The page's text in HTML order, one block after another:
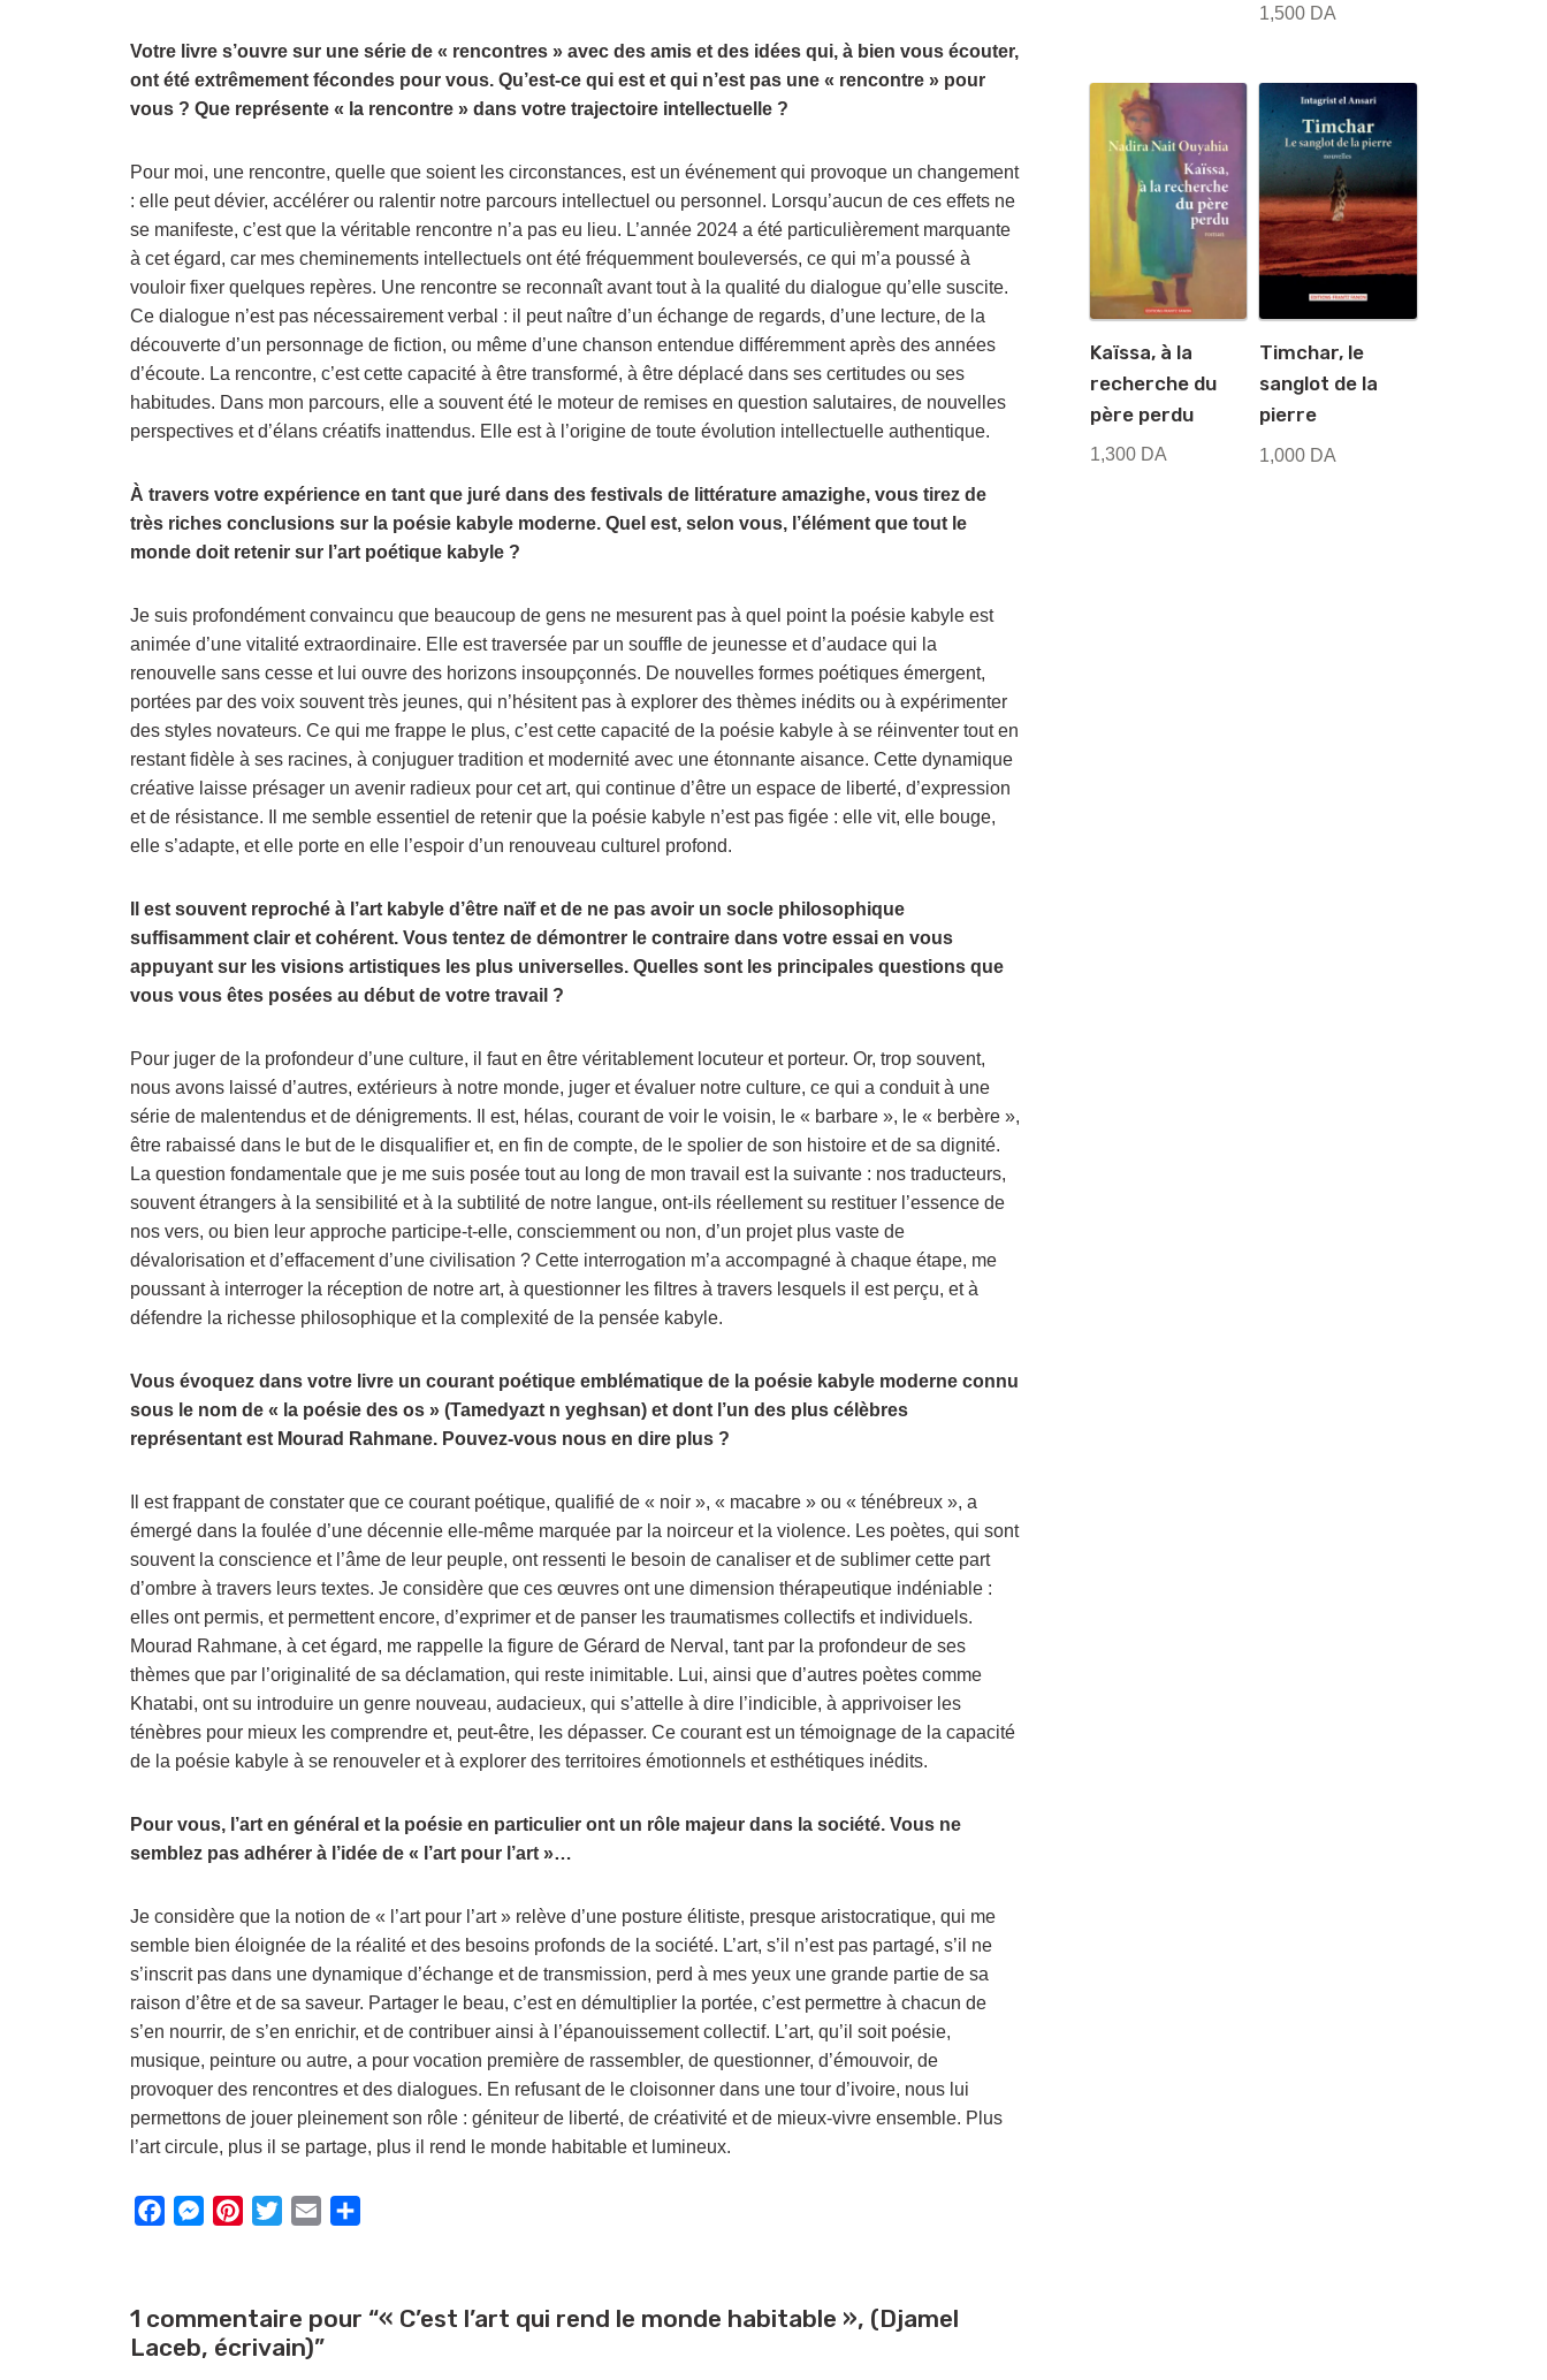
Votre livre s’ouvre sur une série de « rencontres » avec des amis et des idées qui, à bien vous écouter,
ont été extrêmement fécondes pour vous. Qu’est-ce qui est et qui n’est pas une « rencontre » pour
vous ? Que représente « la rencontre » dans votre trajectoire intellectuelle ?
Pour moi, une rencontre, quelle que soient les circonstances, est un événement qui provoque un changement
: elle peut dévier, accélérer ou ralentir notre parcours intellectuel ou personnel. Lorsqu’aucun de ces effets ne
se manifeste, c’est que la véritable rencontre n’a pas eu lieu. L’année 2024 a été particulièrement marquante
à cet égard, car mes cheminements intellectuels ont été fréquemment bouleversés, ce qui m’a poussé à
vouloir fixer quelques repères. Une rencontre se reconnaît avant tout à la qualité du dialogue qu’elle suscite.
Ce dialogue n’est pas nécessairement verbal : il peut naître d’un échange de regards, d’une lecture, de la
découverte d’un personnage de fiction, ou même d’une chanson entendue différemment après des années
d’écoute. La rencontre, c’est cette capacité à être transformé, à être déplacé dans ses certitudes ou ses
habitudes. Dans mon parcours, elle a souvent été le moteur de remises en question salutaires, de nouvelles
perspectives et d’élans créatifs inattendus. Elle est à l’origine de toute évolution intellectuelle authentique.
À travers votre expérience en tant que juré dans des festivals de littérature amazighe, vous tirez de
très riches conclusions sur la poésie kabyle moderne. Quel est, selon vous, l’élément que tout le
monde doit retenir sur l’art poétique kabyle ?
Je suis profondément convaincu que beaucoup de gens ne mesurent pas à quel point la poésie kabyle est
animée d’une vitalité extraordinaire. Elle est traversée par un souffle de jeunesse et d’audace qui la
renouvelle sans cesse et lui ouvre des horizons insoupçonnés. De nouvelles formes poétiques émergent,
portées par des voix souvent très jeunes, qui n’hésitent pas à explorer des thèmes inédits ou à expérimenter
des styles novateurs. Ce qui me frappe le plus, c’est cette capacité de la poésie kabyle à se réinventer tout en
restant fidèle à ses racines, à conjuguer tradition et modernité avec une étonnante aisance. Cette dynamique
créative laisse présager un avenir radieux pour cet art, qui continue d’être un espace de liberté, d’expression
et de résistance. Il me semble essentiel de retenir que la poésie kabyle n’est pas figée : elle vit, elle bouge,
elle s’adapte, et elle porte en elle l’espoir d’un renouveau culturel profond.
Il est souvent reproché à l’art kabyle d’être naïf et de ne pas avoir un socle philosophique
suffisamment clair et cohérent. Vous tentez de démontrer le contraire dans votre essai en vous
appuyant sur les visions artistiques les plus universelles. Quelles sont les principales questions que
vous vous êtes posées au début de votre travail ?
Pour juger de la profondeur d’une culture, il faut en être véritablement locuteur et porteur. Or, trop souvent,
nous avons laissé d’autres, extérieurs à notre monde, juger et évaluer notre culture, ce qui a conduit à une
série de malentendus et de dénigrements. Il est, hélas, courant de voir le voisin, le « barbare », le « berbère »,
être rabaissé dans le but de le disqualifier et, en fin de compte, de le spolier de son histoire et de sa dignité.
La question fondamentale que je me suis posée tout au long de mon travail est la suivante : nos traducteurs,
souvent étrangers à la sensibilité et à la subtilité de notre langue, ont-ils réellement su restituer l’essence de
nos vers, ou bien leur approche participe-t-elle, consciemment ou non, d’un projet plus vaste de
dévalorisation et d’effacement d’une civilisation ? Cette interrogation m’a accompagné à chaque étape, me
poussant à interroger la réception de notre art, à questionner les filtres à travers lesquels il est perçu, et à
défendre la richesse philosophique et la complexité de la pensée kabyle.
Vous évoquez dans votre livre un courant poétique emblématique de la poésie kabyle moderne connu
sous le nom de « la poésie des os » (Tamedyazt n yeghsan) et dont l’un des plus célèbres
représentant est Mourad Rahmane. Pouvez-vous nous en dire plus ?
Il est frappant de constater que ce courant poétique, qualifié de « noir », « macabre » ou « ténébreux », a
émergé dans la foulée d’une décennie elle-même marquée par la noirceur et la violence. Les poètes, qui sont
souvent la conscience et l’âme de leur peuple, ont ressenti le besoin de canaliser et de sublimer cette part
d’ombre à travers leurs textes. Je considère que ces œuvres ont une dimension thérapeutique indéniable :
elles ont permis, et permettent encore, d’exprimer et de panser les traumatismes collectifs et individuels.
Mourad Rahmane, à cet égard, me rappelle la figure de Gérard de Nerval, tant par la profondeur de ses
thèmes que par l’originalité de sa déclamation, qui reste inimitable. Lui, ainsi que d’autres poètes comme
Khatabi, ont su introduire un genre nouveau, audacieux, qui s’attelle à dire l’indicible, à apprivoiser les
ténèbres pour mieux les comprendre et, peut-être, les dépasser. Ce courant est un témoignage de la capacité
de la poésie kabyle à se renouveler et à explorer des territoires émotionnels et esthétiques inédits.
Pour vous, l’art en général et la poésie en particulier ont un rôle majeur dans la société. Vous ne
semblez pas adhérer à l’idée de « l’art pour l’art »…
Je considère que la notion de « l’art pour l’art » relève d’une posture élitiste, presque aristocratique, qui me
semble bien éloignée de la réalité et des besoins profonds de la société. L’art, s’il n’est pas partagé, s’il ne
s’inscrit pas dans une dynamique d’échange et de transmission, perd à mes yeux une grande partie de sa
raison d’être et de sa saveur. Partager le beau, c’est en démultiplier la portée, c’est permettre à chacun de
s’en nourrir, de s’en enrichir, et de contribuer ainsi à l’épanouissement collectif. L’art, qu’il soit poésie,
musique, peinture ou autre, a pour vocation première de rassembler, de questionner, d’émouvoir, de
provoquer des rencontres et des dialogues. En refusant de le cloisonner dans une tour d’ivoire, nous lui
permettons de jouer pleinement son rôle : géniteur de liberté, de créativité et de mieux-vivre ensemble. Plus
l’art circule, plus il se partage, plus il rend le monde habitable et lumineux.
b
o
M
e
n
e
r
t
e
l
1 commentaire pour “« C’est l’art qui rend le monde habitable », (Djamel
Laceb, écrivain)”
1,500 DA
Kaïssa, à la
recherche du
père perdu
1,300 DA
Timchar, le
sanglot de la
pierre
1,000 DA